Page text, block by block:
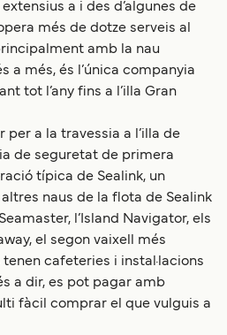
a i des d’algunes de
més de dotze serveis al
amb la nau
a més, és l’única companyia
tot l’any fins a l’illa Gran
per a la travessia a l’illa de
de seguretat de primera
típica de Sealink, un
naus de la flota de Sealink
l’Island Navigator, els
el segon vaixell més
cafeteries i instal·lacions
a dir, es pot pagar amb
fàcil comprar el que vulguis a